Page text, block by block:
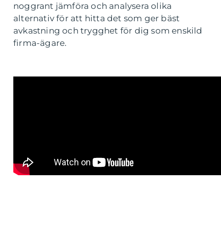
noggrant jämföra och analysera olika
alternativ för att hitta det som ger bäst
avkastning och trygghet för dig som enskild
firma-ägare.